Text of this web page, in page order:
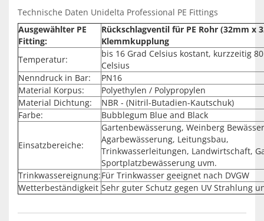
Technische Daten Unidelta Professional PE Fittings
Ausgewählter PE
Fitting:
Rückschlagventil für PE Rohr (32mm x
Klemmkupplung
Temperatur:
bis 16 Grad Celsius kostant, kurzzeitig
Celsius
Nenndruck in Bar:
PN16
Material Korpus:
Polyethylen / Polypropylen
Material Dichtung:
NBR - (Nitril-Butadien-Kautschuk)
Farbe:
Bubblegum Blue and Black
Einsatzbereiche:
Gartenbewässerung, Weinberg
Agarbewässerung, Leitungsbau,
Trinkwasserleitungen, Landwirtschaft,
Sportplatzbewässerung uvm.
Trinkwassereignung:Für Trinkwasser geeignet nach DVGW
Wetterbeständigkeit Sehr guter Schutz gegen UV Strahlung